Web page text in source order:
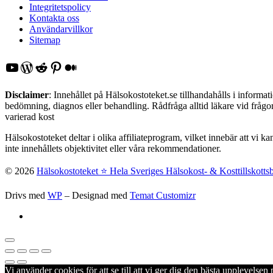
Integritetspolicy
Kontakta oss
Användarvillkor
Sitemap
YouTube
WordPress
Reddit
Pinterest
Medium
Disclaimer: Innehållet på Hälsokostoteket.se tillhandahålls i
bedömning, diagnos eller behandling. Rådfråga alltid läkare vid
varierad kost
Hälsokostoteket deltar i olika affiliateprogram, vilket innebär att vi
inte innehållets objektivitet eller våra rekommendationer.
© 2026 Hälsokostoteket ⭐️ Hela Sveriges Hälsokost- &
Drivs med WP – Designad med Temat Customizr
Vi använder cookies för att se till att vi ger dig den bästa